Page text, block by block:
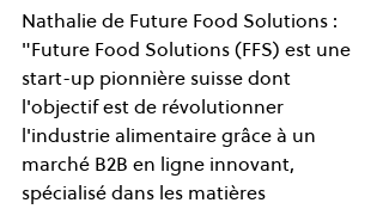
Nathalie de Future Food Solutions :
"Future Food Solutions (FFS) est une
start-up pionnière suisse dont
l'objectif est de révolutionner
l'industrie alimentaire grâce à un
marché B2B en ligne innovant,
spécialisé dans les matières